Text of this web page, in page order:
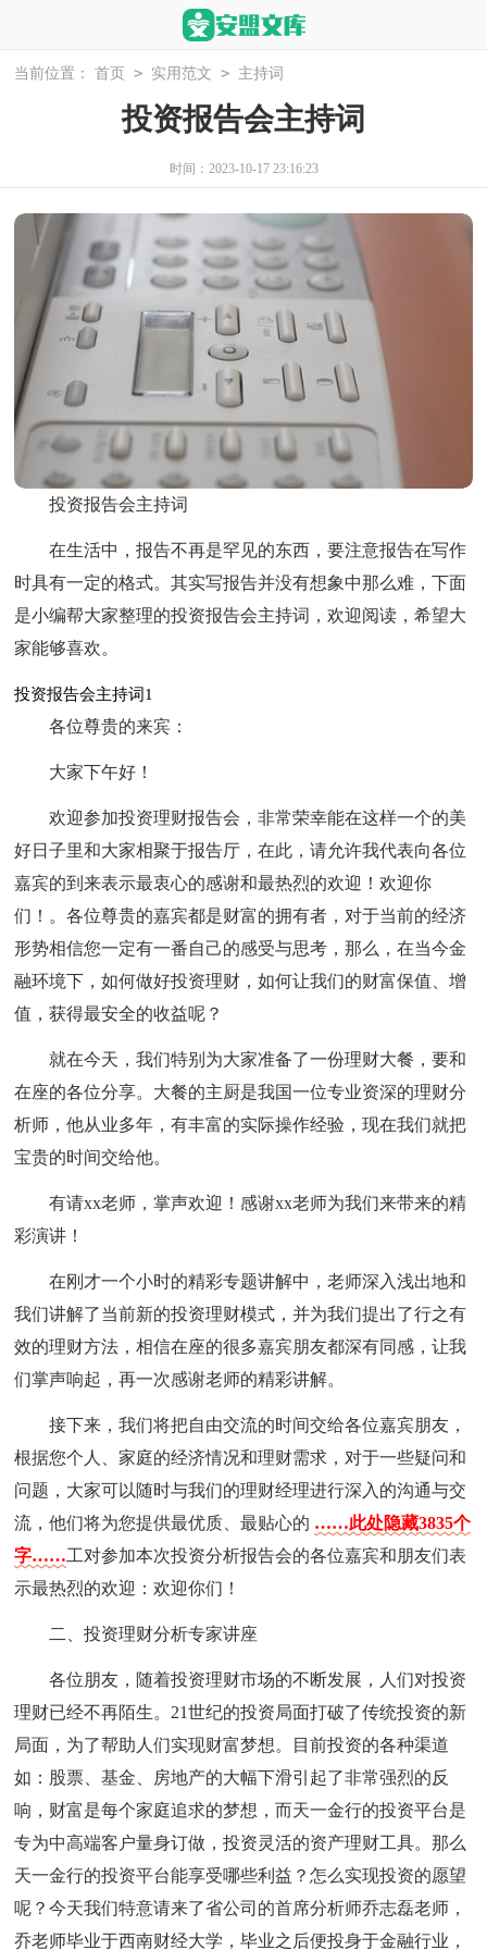
当前位置： 首页 > 实用范文 > 主持词
投资报告会主持词
时间：2023-10-17 23:16:23
投资报告会主持词
在生活中，报告不再是罕见的东西，要注意报告在写作
时具有一定的格式。其实写报告并没有想象中那么难，下面
是小编帮大家整理的投资报告会主持词，欢迎阅读，希望大
家能够喜欢。
投资报告会主持词1
各位尊贵的来宾：
大家下午好！
欢迎参加投资理财报告会，非常荣幸能在这样一个的美
好日子里和大家相聚于报告厅，在此，请允许我代表向各位
嘉宾的到来表示最衷心的感谢和最热烈的欢迎！欢迎你
们！。各位尊贵的嘉宾都是财富的拥有者，对于当前的经济
形势相信您一定有一番自己的感受与思考，那么，在当今金
融环境下，如何做好投资理财，如何让我们的财富保值、增
值，获得最安全的收益呢？
就在今天，我们特别为大家准备了一份理财大餐，要和
在座的各位分享。大餐的主厨是我国一位专业资深的理财分
析师，他从业多年，有丰富的实际操作经验，现在我们就把
宝贵的时间交给他。
有请xx老师，掌声欢迎！感谢xx老师为我们来带来的精
彩演讲！
在刚才一个小时的精彩专题讲解中，老师深入浅出地和
我们讲解了当前新的投资理财模式，并为我们提出了行之有
效的理财方法，相信在座的很多嘉宾朋友都深有同感，让我
们掌声响起，再一次感谢老师的精彩讲解。
接下来，我们将把自由交流的时间交给各位嘉宾朋友，
根据您个人、家庭的经济情况和理财需求，对于一些疑问和
问题，大家可以随时与我们的理财经理进行深入的沟通与交
流，他们将为您提供最优质、最贴心的 ……此处隐藏3835个
字……工对参加本次投资分析报告会的各位嘉宾和朋友们表
示最热烈的欢迎：欢迎你们！
二、投资理财分析专家讲座
各位朋友，随着投资理财市场的不断发展，人们对投资
理财已经不再陌生。21世纪的投资局面打破了传统投资的新
局面，为了帮助人们实现财富梦想。目前投资的各种渠道
如：股票、基金、房地产的大幅下滑引起了非常强烈的反
响，财富是每个家庭追求的梦想，而天一金行的投资平台是
专为中高端客户量身订做，投资灵活的资产理财工具。那么
天一金行的投资平台能享受哪些利益？怎么实现投资的愿望
呢？今天我们特意请来了省公司的首席分析师乔志磊老师，
乔老师毕业于西南财经大学，毕业之后便投身于金融行业，